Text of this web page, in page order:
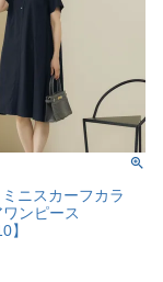
ミニスカーフカラ
ンピース
】